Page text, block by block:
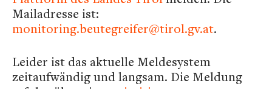
Mailadresse ist:
monitoring.beutegreifer@tirol.gv.at.
Leider ist das aktuelle Meldesystem
zeitaufwändig und langsam. Die Meldung